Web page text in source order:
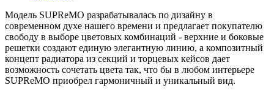
Модель SUPReMO разрабатывалась по дизайну в
современном духе нашего времени и предлагает покупателю
свободу в выборе цветовых комбинаций - верхние и боковые
решетки создают единую элегантную линию, а композитный
концепт радиатора из секций и торцевых кейсов дает
возможность сочетать цвета так, что бы в любом интерьере
SUPReMO приобрел гармоничный и уникальный вид.